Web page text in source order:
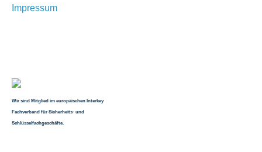
Impressum
Wir sind Mitglied im europäischen Interkey
Fachverband für Sicherheits- und
Schlüsselfachgeschäfte.